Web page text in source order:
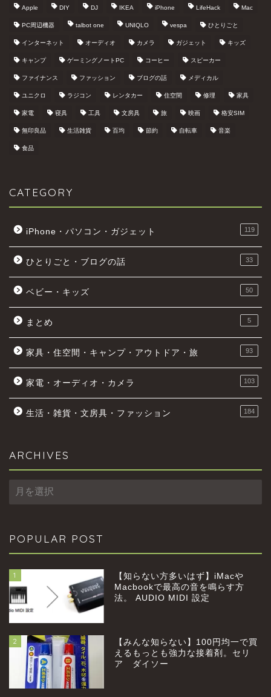
Apple DIY DJ IKEA iPhone LifeHack Mac
PC周辺機器 talbot one UNIQLO vespa ひとりごと
インターネット オーディオ カメラ ガジェット キッズ
キャンプ ゲーミングノートPC コーヒー スピーカー
ファイナンス ファッション ブログの話 メディカル
ユニクロ ラジコン レンタカー 住空間 修理 家具
家電 寝具 工具 文房具 旅 映画 格安SIM
無印良品 生活雑貨 百均 節約 自転車 音楽
食品
CATEGORY
iPhone・パソコン・ガジェット 119
ひとりごと・ブログの話 33
ベビー・キッズ 50
まとめ 5
家具・住空間・キャンプ・アウトドア・旅 93
家電・オーディオ・カメラ 103
生活・雑貨・文房具・ファッション 184
ARCHIVES
POPULAR POST
1
【知らない方多いはず】iMacや
Macbookで最高の音を鳴らす方
法。 AUDIO MIDI 設定
2
【みんな知らない】100円均一で買
えるもっとも強力な接着剤。セリ
ア ダイソー
home